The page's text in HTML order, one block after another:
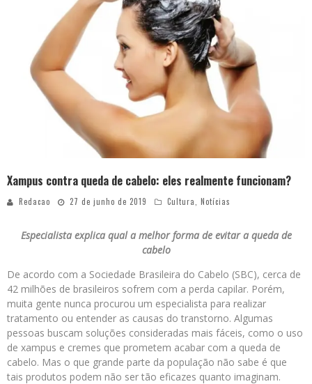
Xampus contra queda de cabelo: eles realmente funcionam?
Redacao 27 de junho de 2019 Cultura Notícias
Especialista explica qual a melhor forma de evitar a queda de
cabelo
De acordo com a Sociedade Brasileira do Cabelo (SBC), cerca de
42 milhões de brasileiros sofrem com a perda capilar. Porém,
muita gente nunca procurou um especialista para realizar
tratamento ou entender as causas do transtorno. Algumas
pessoas buscam soluções consideradas mais fáceis, como o uso
de xampus e cremes que prometem acabar com a queda de
cabelo. Mas o que grande parte da população não sabe é que
tais produtos podem não ser tão eficazes quanto imaginam.